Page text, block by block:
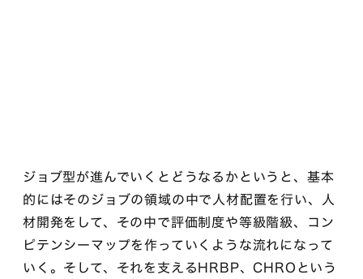
ジョブ型が進んでいくとどうなるかというと、基本
的にはそのジョブの領域の中で人材配置を行い、人
材開発をして、その中で評価制度や等級階級、コン
ピテンシーマップを作っていくような流れになって
いく。そして、それを支えるHRBP、CHROという